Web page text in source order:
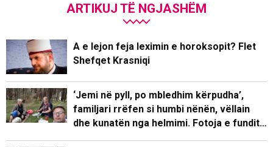
ARTIKUJ TË NGJASHËM
A e lejon feja leximin e horoksopit? Flet
Shefqet Krasniqi
‘Jemi në pyll, po mbledhim kërpudha’,
familjari rrëfen si humbi nënën, vëllain
dhe kunatën nga helmimi. Fotoja e fundit…